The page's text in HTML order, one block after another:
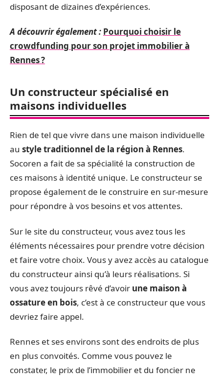
disposant de dizaines d’expériences.
A découvrir également : Pourquoi choisir le
crowdfunding pour son projet immobilier à
Rennes ?
Un constructeur spécialisé en
maisons individuelles
Rien de tel que vivre dans une maison individuelle
au style traditionnel de la région à Rennes.
Socoren a fait de sa spécialité la construction de
ces maisons à identité unique. Le constructeur se
propose également de le construire en sur-mesure
pour répondre à vos besoins et vos attentes.
Sur le site du constructeur, vous avez tous les
éléments nécessaires pour prendre votre décision
et faire votre choix. Vous y avez accès au catalogue
du constructeur ainsi qu’à leurs réalisations. Si
vous avez toujours rêvé d’avoir une maison à
ossature en bois, c’est à ce constructeur que vous
devriez faire appel.
Rennes et ses environs sont des endroits de plus
en plus convoités. Comme vous pouvez le
constater, le prix de l’immobilier et du foncier ne